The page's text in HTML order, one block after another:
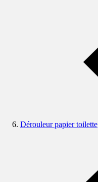
Dérouleur papier toilette